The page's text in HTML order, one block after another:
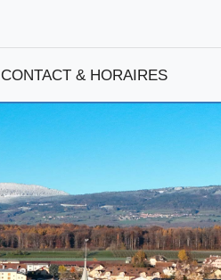
CONTACT & HORAIRES